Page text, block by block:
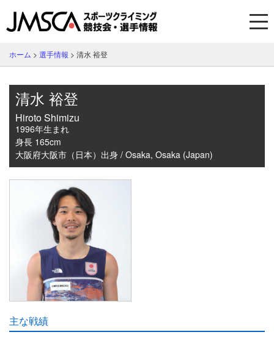
ホーム > 選手情報 > 清水 裕登
清水 裕登
Hiroto Shimizu
1996年生まれ
身長 165cm
大阪府大阪市（日本）出身 / Osaka, Osaka (Japan)
主な戦績